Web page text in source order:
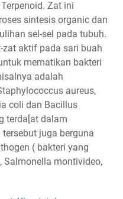
Zat ini
sintesis organic dan
sel-sel pada tubuh.
aktif pada sari buah
mematikan bakteri
adalah
aureus,
coli dan Bacillus
terda[at dalam
juga berguna
( bakteri yang
Salmonella montivideo,